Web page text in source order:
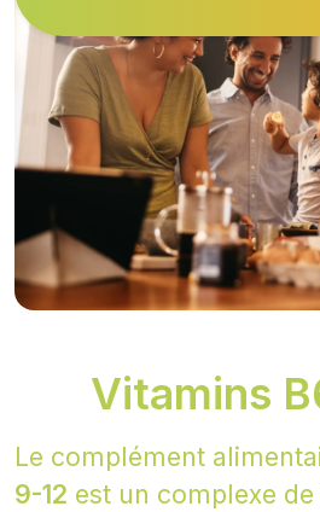
Vitamins
Le complément
9-12 est un complexe